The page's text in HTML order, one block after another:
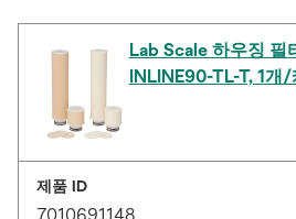
Lab Scale 하우징 필
INLINE90-TL-T, 1개/
제품 ID